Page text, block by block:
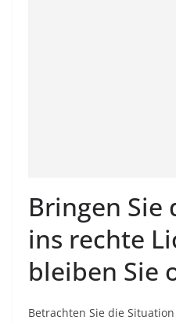
Bringen Sie
ins rechte
bleiben Sie
Betrachten Sie die